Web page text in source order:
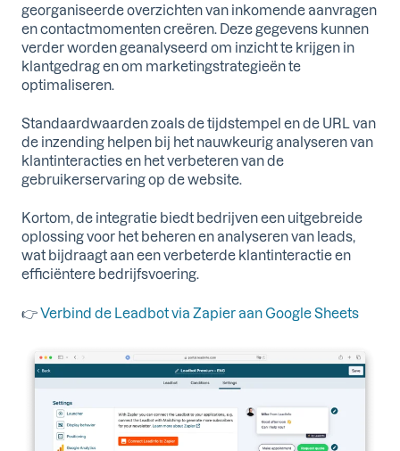
georganiseerde overzichten van inkomende aanvragen
en contactmomenten creëren. Deze gegevens kunnen
verder worden geanalyseerd om inzicht te krijgen in
klantgedrag en om marketingstrategieën te
optimaliseren.
Standaardwaarden zoals de tijdstempel en de URL van
de inzending helpen bij het nauwkeurig analyseren van
klantinteracties en het verbeteren van de
gebruikerservaring op de website.
Kortom, de integratie biedt bedrijven een uitgebreide
oplossing voor het beheren en analyseren van leads,
wat bijdraagt aan een verbeterde klantinteractie en
efficiëntere bedrijfsvoering.
👉Verbind de Leadbot via Zapier aan Google Sheets